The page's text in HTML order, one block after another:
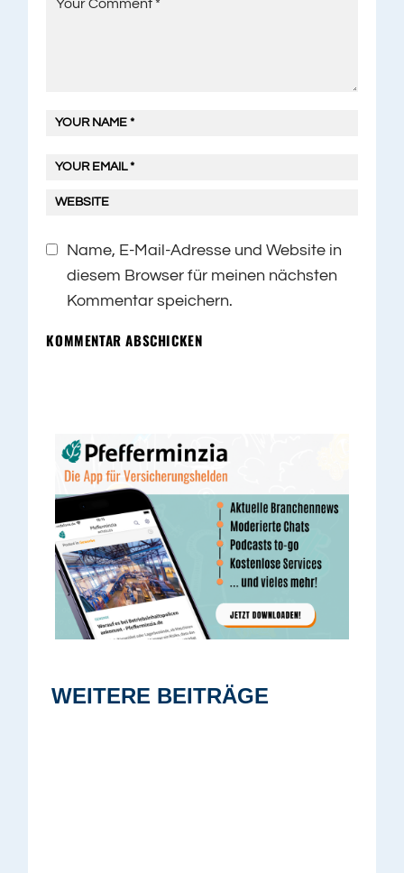
Name, E-Mail-Adresse und Website in
diesem Browser für meinen nächsten
Kommentar speichern.
KOMMENTAR ABSCHICKEN
WEITERE BEITRÄGE